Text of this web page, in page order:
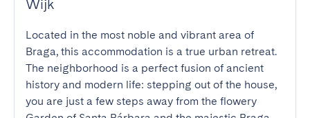
Wijk
Located in the most noble and vibrant area of
Braga, this accommodation is a true urban retreat.
The neighborhood is a perfect fusion of ancient
history and modern life: stepping out of the house,
you are just a few steps away from the flowery